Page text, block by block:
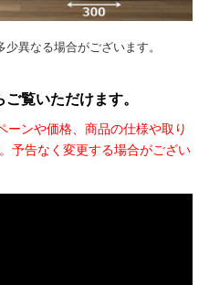
異なる場合がございます。
覧いただけます。
ンや価格、商品の仕様や取り
予告なく変更する場合がござい